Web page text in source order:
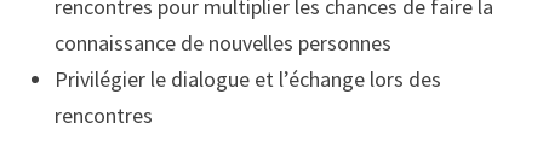
rencontres pour multiplier les chances de faire la
connaissance de nouvelles personnes
Privilégier le dialogue et l’échange lors des
rencontres